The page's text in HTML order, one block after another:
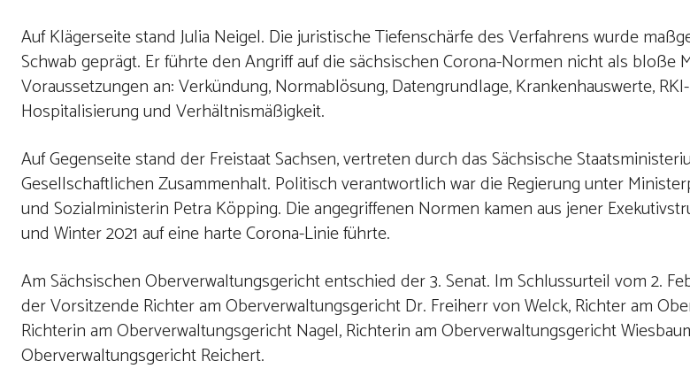
Auf Klägerseite stand Julia Neigel. Die juristische Tiefenschärfe des Verfahrens wurde
Schwab geprägt. Er führte den Angriff auf die sächsischen Corona-Normen nicht als bloße
Voraussetzungen an: Verkündung, Normablösung, Datengrundlage, Krankenhauswerte,
Hospitalisierung und Verhältnismäßigkeit.
Auf Gegenseite stand der Freistaat Sachsen, vertreten durch das Sächsische
Gesellschaftlichen Zusammenhalt. Politisch verantwortlich war die Regierung unter
und Sozialministerin Petra Köpping. Die angegriffenen Normen kamen aus jener
und Winter 2021 auf eine harte Corona-Linie führte.
Am Sächsischen Oberverwaltungsgericht entschied der 3. Senat. Im Schlussurteil vom 2.
der Vorsitzende Richter am Oberverwaltungsgericht Dr. Freiherr von Welck, Richter am
Richterin am Oberverwaltungsgericht Nagel, Richterin am Oberverwaltungsgericht
Oberverwaltungsgericht Reichert.